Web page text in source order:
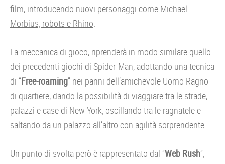
film, introducendo nuovi personaggi come Michael
Morbius, robots e Rhino.
La meccanica di gioco, riprenderà in modo similare quello
dei precedenti giochi di Spider-Man, adottando una tecnica
di “Free-roaming” nei panni dell’amichevole Uomo Ragno
di quartiere, dando la possibilità di viaggiare tra le strade,
palazzi e case di New York, oscillando tra le ragnatele e
saltando da un palazzo all’altro con agilità sorprendente.
Un punto di svolta però è rappresentato dal “Web Rush“,